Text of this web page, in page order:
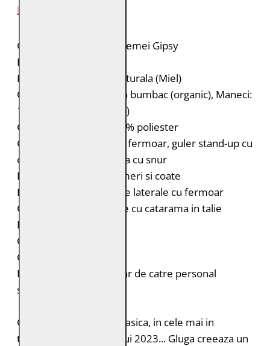
Geaca de piele pentru femei Gipsy
Brand: Gipsy
Material: 100% piele naturala (Miel)
Captuseala: Corp: 100% bumbac (organic), Maneci:
100% poliester (reciclat)
Gluga: 70% bumbac, 30% poliester
Geaca de piele biker cu fermoar, guler stand-up cu
capsa si gluga detasabila cu snur
Petice decorative pe umeri si coate
Doua buzunare verticale laterale cu fermoar
Curele laterale reglabile cu catarama in talie
Fermoar la maneci
Captuseala imprimata
Croiala: Regular Fit
Intretinere: Spalare doar de catre personal
specializat
O jacheta cu o croiala clasica, in cele mai in
tendinte culori ale anului 2023... Gluga creeaza un